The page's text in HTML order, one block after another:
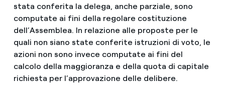
stata conferita la delega, anche parziale, sono
computate ai fini della regolare costituzione
dell’Assemblea. In relazione alle proposte per le
quali non siano state conferite istruzioni di voto, le
azioni non sono invece computate ai fini del
calcolo della maggioranza e della quota di capitale
richiesta per l’approvazione delle delibere.